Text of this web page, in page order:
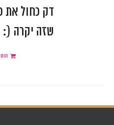
דק כחול את
שזה יקרה (: